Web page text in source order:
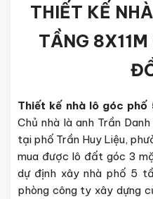
THIẾT KẾ
TẦNG
Thiết kế nhà lô góc phố
Chủ nhà là anh Trần
tại phố Trần Huy Liệu,
mua được lô đất góc 3
dự định xây nhà phố 5
phòng công ty xây dựng